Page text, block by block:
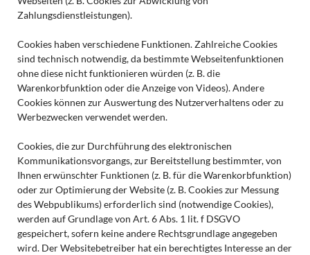
Zahlungsdienstleistungen).
Cookies haben verschiedene Funktionen. Zahlreiche Cookies
sind technisch notwendig, da bestimmte Webseitenfunktionen
ohne diese nicht funktionieren würden (z. B. die
Warenkorbfunktion oder die Anzeige von Videos). Andere
Cookies können zur Auswertung des Nutzerverhaltens oder zu
Werbezwecken verwendet werden.
Cookies, die zur Durchführung des elektronischen
Kommunikationsvorgangs, zur Bereitstellung bestimmter, von
Ihnen erwünschter Funktionen (z. B. für die Warenkorbfunktion)
oder zur Optimierung der Website (z. B. Cookies zur Messung
des Webpublikums) erforderlich sind (notwendige Cookies),
werden auf Grundlage von Art. 6 Abs. 1 lit. f DSGVO
gespeichert, sofern keine andere Rechtsgrundlage angegeben
wird. Der Websitebetreiber hat ein berechtigtes Interesse an der